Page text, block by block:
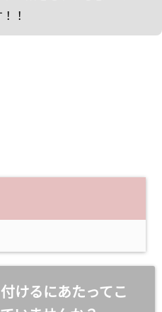
！
けるにあたってこ